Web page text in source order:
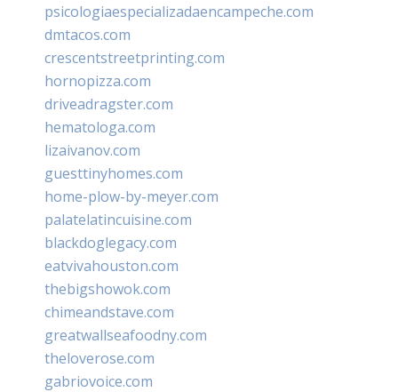
psicologiaespecializadaencampeche.com
dmtacos.com
crescentstreetprinting.com
hornopizza.com
driveadragster.com
hematologa.com
lizaivanov.com
guesttinyhomes.com
home-plow-by-meyer.com
palatelatincuisine.com
blackdoglegacy.com
eatvivahouston.com
thebigshowok.com
chimeandstave.com
greatwallseafoodny.com
theloverose.com
gabriovoice.com